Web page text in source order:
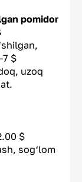
pomidor
$
uzoq
$
sog‘lom